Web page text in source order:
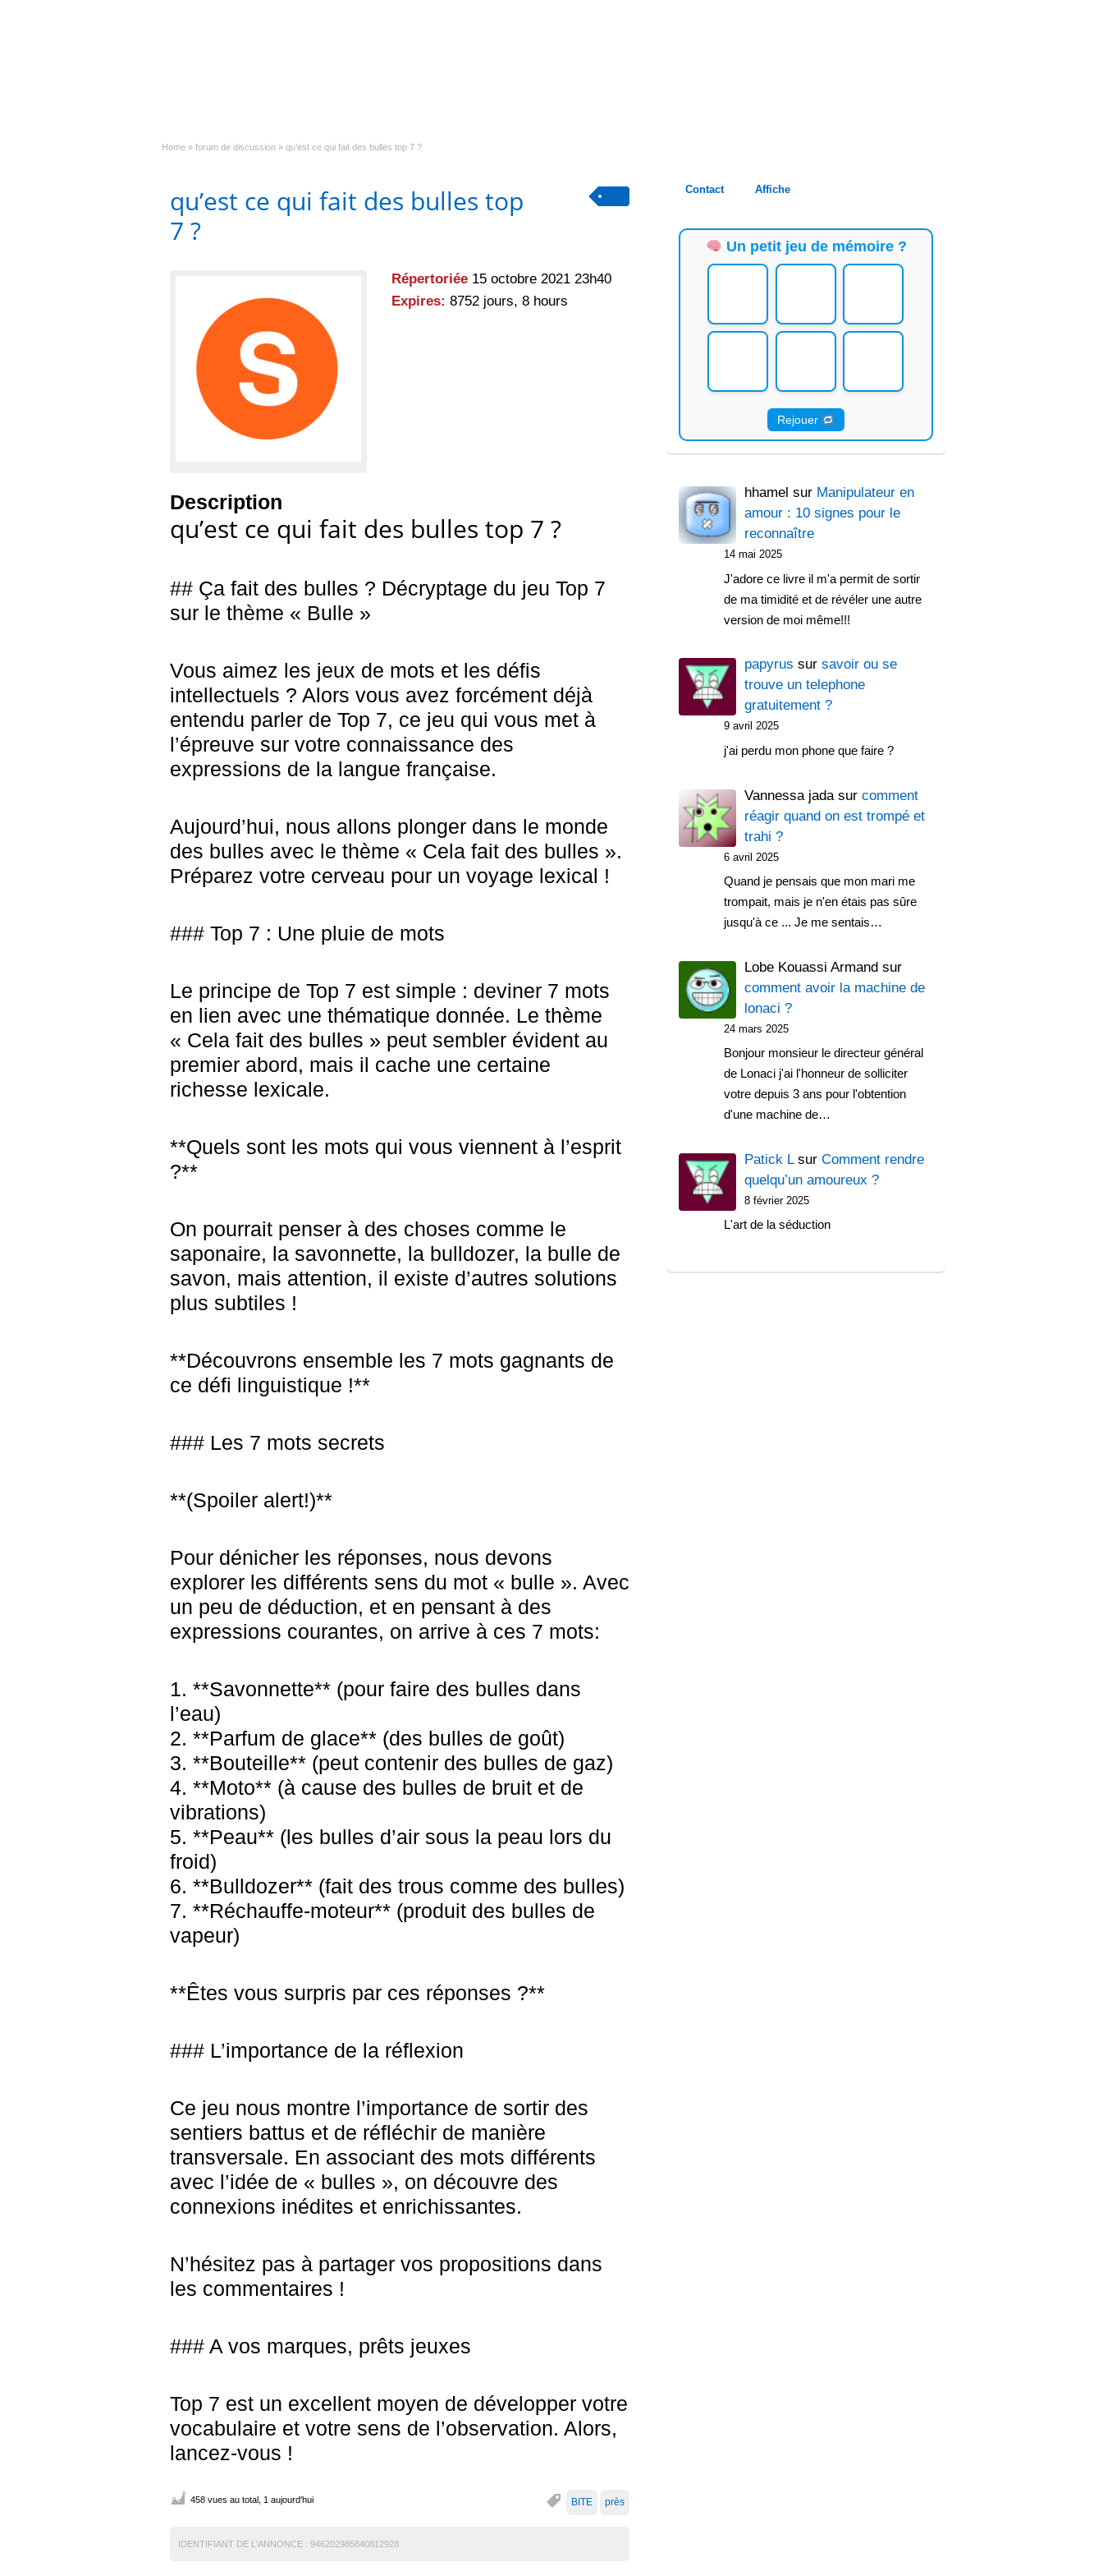
Home » forum de discussion » qu’est ce qui fait des bulles top 7 ?
qu’est ce qui fait des bulles top
7 ?
Répertoriée 15 octobre 2021 23h40
Expires: 8752 jours, 8 hours
Description
qu’est ce qui fait des bulles top 7 ?
## Ça fait des bulles ? Décryptage du jeu Top 7
sur le thème « Bulle »
Vous aimez les jeux de mots et les défis
intellectuels ? Alors vous avez forcément déjà
entendu parler de Top 7, ce jeu qui vous met à
l’épreuve sur votre connaissance des
expressions de la langue française.
Aujourd’hui, nous allons plonger dans le monde
des bulles avec le thème « Cela fait des bulles ».
Préparez votre cerveau pour un voyage lexical !
### Top 7 : Une pluie de mots
Le principe de Top 7 est simple : deviner 7 mots
en lien avec une thématique donnée. Le thème
« Cela fait des bulles » peut sembler évident au
premier abord, mais il cache une certaine
richesse lexicale.
**Quels sont les mots qui vous viennent à l’esprit
?**
On pourrait penser à des choses comme le
saponaire, la savonnette, la bulldozer, la bulle de
savon, mais attention, il existe d’autres solutions
plus subtiles !
**Découvrons ensemble les 7 mots gagnants de
ce défi linguistique !**
### Les 7 mots secrets
**(Spoiler alert!)**
Pour dénicher les réponses, nous devons
explorer les différents sens du mot « bulle ». Avec
un peu de déduction, et en pensant à des
expressions courantes, on arrive à ces 7 mots:
1. **Savonnette** (pour faire des bulles dans
l’eau)
2. **Parfum de glace** (des bulles de goût)
3. **Bouteille** (peut contenir des bulles de gaz)
4. **Moto** (à cause des bulles de bruit et de
vibrations)
5. **Peau** (les bulles d’air sous la peau lors du
froid)
6. **Bulldozer** (fait des trous comme des bulles)
7. **Réchauffe-moteur** (produit des bulles de
vapeur)
**Êtes vous surpris par ces réponses ?**
### L’importance de la réflexion
Ce jeu nous montre l’importance de sortir des
sentiers battus et de réfléchir de manière
transversale. En associant des mots différents
avec l’idée de « bulles », on découvre des
connexions inédites et enrichissantes.
N’hésitez pas à partager vos propositions dans
les commentaires !
### A vos marques, prêts jeuxes
Top 7 est un excellent moyen de développer votre
vocabulaire et votre sens de l’observation. Alors,
lancez-vous !
BITE près
458 vues au total, 1 aujourd'hui
IDENTIFIANT DE L'ANNONCE : 946202985840812928
Contact Affiche
Un petit jeu de mémoire ?
Rejouer
hhamel sur Manipulateur en
amour : 10 signes pour le
reconnaître
14 mai 2025
J'adore ce livre il m'a permit de sortir
de ma timidité et de révéler une autre
version de moi même!!!
papyrus sur savoir ou se
trouve un telephone
gratuitement ?
9 avril 2025
j'ai perdu mon phone que faire ?
Vannessa jada sur comment
réagir quand on est trompé et
trahi ?
6 avril 2025
Quand je pensais que mon mari me
trompait, mais je n'en étais pas sûre
jusqu'à ce ... Je me sentais…
Lobe Kouassi Armand sur
comment avoir la machine de
lonaci ?
24 mars 2025
Bonjour monsieur le directeur général
de Lonaci j'ai l'honneur de solliciter
votre depuis 3 ans pour l'obtention
d'une machine de…
Patick Lsur Comment rendre
quelqu’un amoureux ?
8 février 2025
L'art de la séduction